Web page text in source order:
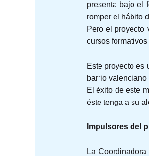
presenta bajo el
romper el hábito
Pero el proyecto
cursos
Este proyecto es
barrio
El éxito de este
éste tenga a su
Impulsores del
La